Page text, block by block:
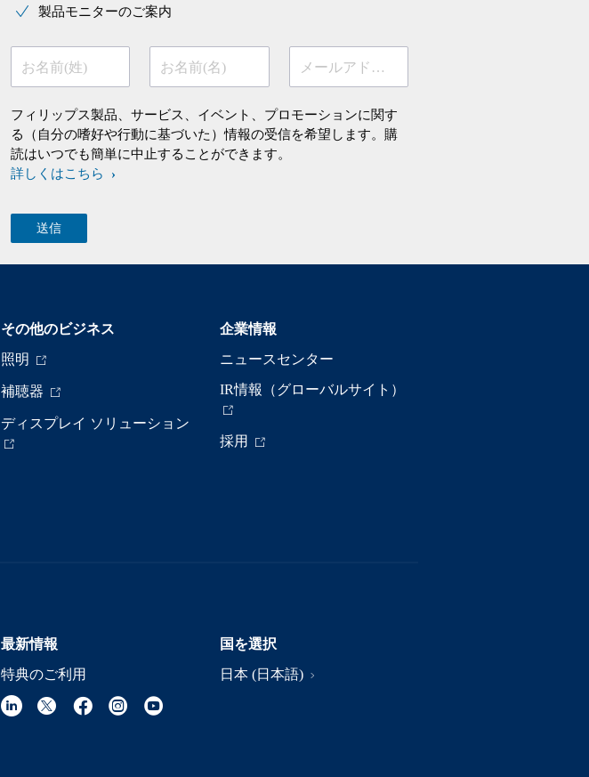
製品モニターのご案内
お名前(姓) お名前(名) メールアドレス
フィリップス製品、サービス、イベント、プロモーションに関す
る（自分の嗜好や行動に基づいた）情報の受信を希望します。購
読はいつでも簡単に中止することができます。
詳しくはこちら
その他のビジネス
照明
補聴器
ディスプレイ ソリューション
企業情報
ニュースセンター
IR情報（グローバルサイト）
採用
最新情報
特典のご利用
国を選択
日本 (日本語)